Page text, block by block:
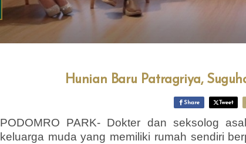
Hunian Baru Patragriya,
Share Tweet
PODOMRO PARK- Dokter dan seksolog
keluarga muda yang memiliki rumah sendiri